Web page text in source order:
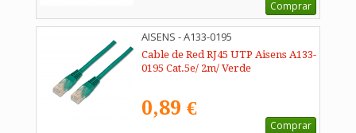
Comprar
AISENS - A133-0195
Cable de Red RJ45 UTP Aisens A133-
0195 Cat.5e/ 2m/ Verde
0,89 €
Comprar